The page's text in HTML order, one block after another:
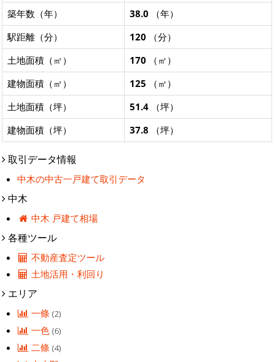
築年数（年）
38.0 （年）
駅距離（分）
120 （分）
土地面積（㎡）
170 （㎡）
建物面積（㎡）
125 （㎡）
土地面積（坪）
51.4 （坪）
建物面積（坪）
37.8 （坪）
取引データ情報
中木の中古一戸建て取引データ
中木
中木 戸建て相場
各種ツール
不動産査定ツール
土地活用・利回り
エリア
一條(2)
一色(6)
二條(4)